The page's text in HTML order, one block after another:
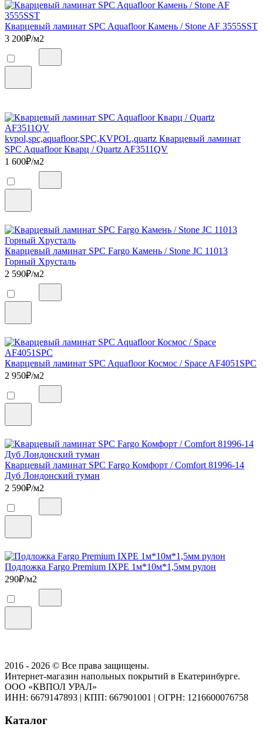
Кварцевый ламинат SPC Aquafloor Камень / Stone AF 3555SST
3 200₽/м2
kvpol,spc,aquafloor,SPC,KVPOL,quartz Кварцевый ламинат
SPC Aquafloor Кварц / Quartz AF3511QV
1 600₽/м2
Кварцевый ламинат SPC Fargo Камень / Stone JC 11013
Горный Хрусталь
2 590₽/м2
Кварцевый ламинат SPC Aquafloor Космос / Space AF4051SPC
2 950₽/м2
Кварцевый ламинат SPC Fargo Комфорт / Comfort 81996-14
Дуб Лондонский туман
2 590₽/м2
Подложка Fargo Premium IXPE 1м*10м*1,5мм рулон
290₽/м2
2016 - 2026 © Все права защищены.
Интернет-магазин напольных покрытий в Екатеринбурге.
ООО «КВПОЛ УРАЛ»
ИНН: 6679147893 | КПП: 667901001 | ОГРН: 1216600076758
Каталог